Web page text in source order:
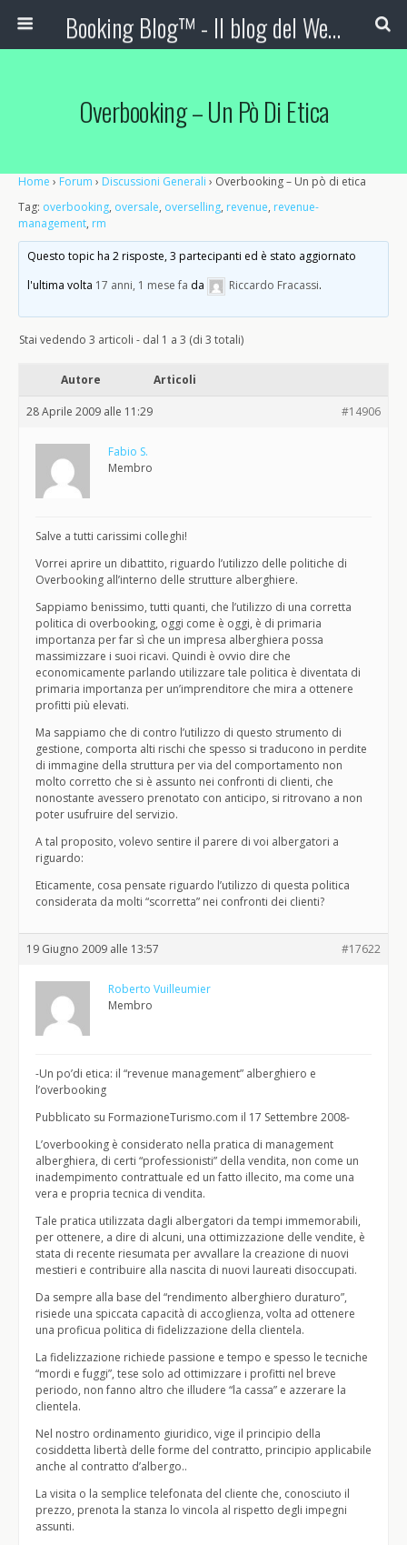
Booking Blog™ - Il blog del Web Marketing Turistico
Overbooking – Un Pò Di Etica
Home › Forum › Discussioni Generali › Overbooking – Un pò di etica
Tag: overbooking, oversale, overselling, revenue, revenue-
management, rm
Questo topic ha 2 risposte, 3 partecipanti ed è stato aggiornato
l'ultima volta 17 anni, 1 mese fa da Riccardo Fracassi.
Stai vedendo 3 articoli - dal 1 a 3 (di 3 totali)
Autore Articoli
28 Aprile 2009 alle 11:29 #14906
Fabio S.
Membro
Salve a tutti carissimi colleghi!
Vorrei aprire un dibattito, riguardo l’utilizzo delle politiche di
Overbooking all’interno delle strutture alberghiere.
Sappiamo benissimo, tutti quanti, che l’utilizzo di una corretta
politica di overbooking, oggi come è oggi, è di primaria
importanza per far sì che un impresa alberghiera possa
massimizzare i suoi ricavi. Quindi è ovvio dire che
economicamente parlando utilizzare tale politica è diventata di
primaria importanza per un’imprenditore che mira a ottenere
profitti più elevati.
Ma sappiamo che di contro l’utilizzo di questo strumento di
gestione, comporta alti rischi che spesso si traducono in perdite
di immagine della struttura per via del comportamento non
molto corretto che si è assunto nei confronti di clienti, che
nonostante avessero prenotato con anticipo, si ritrovano a non
poter usufruire del servizio.
A tal proposito, volevo sentire il parere di voi albergatori a
riguardo:
Eticamente, cosa pensate riguardo l’utilizzo di questa politica
considerata da molti “scorretta” nei confronti dei clienti?
19 Giugno 2009 alle 13:57 #17622
Roberto Vuilleumier
Membro
-Un po’di etica: il “revenue management” alberghiero e
l’overbooking
Pubblicato su FormazioneTurismo.com il 17 Settembre 2008-
L’overbooking è considerato nella pratica di management
alberghiera, di certi “professionisti” della vendita, non come un
inadempimento contrattuale ed un fatto illecito, ma come una
vera e propria tecnica di vendita.
Tale pratica utilizzata dagli albergatori da tempi immemorabili,
per ottenere, a dire di alcuni, una ottimizzazione delle vendite, è
stata di recente riesumata per avvallare la creazione di nuovi
mestieri e contribuire alla nascita di nuovi laureati disoccupati.
Da sempre alla base del “rendimento alberghiero duraturo”,
risiede una spiccata capacità di accoglienza, volta ad ottenere
una proficua politica di fidelizzazione della clientela.
La fidelizzazione richiede passione e tempo e spesso le tecniche
“mordi e fuggi”, tese solo ad ottimizzare i profitti nel breve
periodo, non fanno altro che illudere “la cassa” e azzerare la
clientela.
Nel nostro ordinamento giuridico, vige il principio della
cosiddetta libertà delle forme del contratto, principio applicabile
anche al contratto d’albergo..
La visita o la semplice telefonata del cliente che, conosciuto il
prezzo, prenota la stanza lo vincola al rispetto degli impegni
assunti.